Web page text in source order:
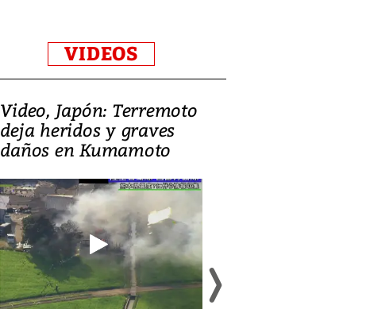
VIDEOS
Video, Japón: Terremoto
deja heridos y graves
daños en Kumamoto